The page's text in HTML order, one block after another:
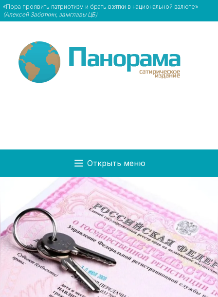
«Пора проявить патриотизм и брать взятки в национальной валюте»
(Алексей Заботкин, замглавы ЦБ)
Открыть меню